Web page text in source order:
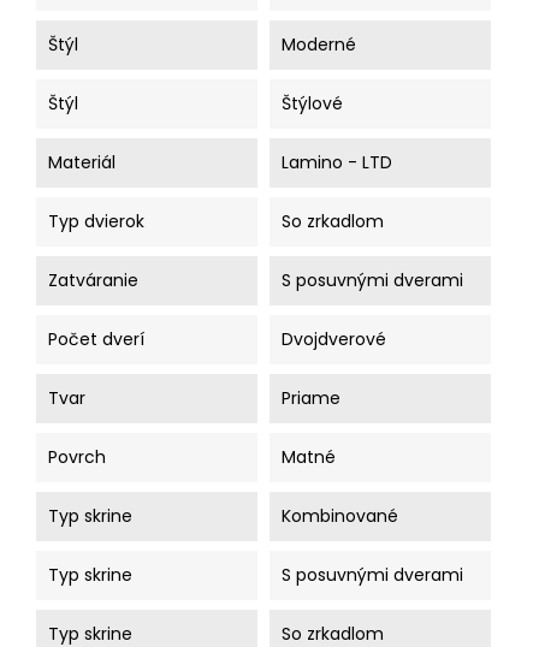
Štýl Moderné
Štýl Štýlové
Materiál Lamino - LTD
Typ dvierok So zrkadlom
Zatváranie S posuvnými dverami
Počet dverí Dvojdverové
Tvar Priame
Povrch Matné
Typ skrine Kombinované
Typ skrine S posuvnými dverami
Typ skrine So zrkadlom